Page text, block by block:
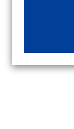
select your